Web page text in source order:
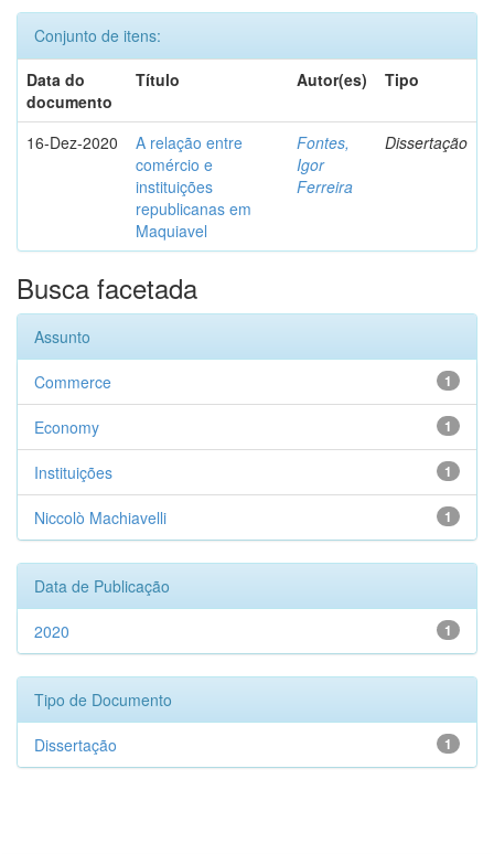
Conjunto de itens:
Data do
documento
Título Autor(es) Tipo
16-Dez-2020
A relação entre
comércio e
instituições
republicanas em
Maquiavel
Fontes,
Igor
Ferreira
Dissertação
Busca facetada
Assunto
1
Commerce
1
Economy
1
Instituições
1
Niccolò Machiavelli
Data de Publicação
1
2020
Tipo de Documento
1
Dissertação